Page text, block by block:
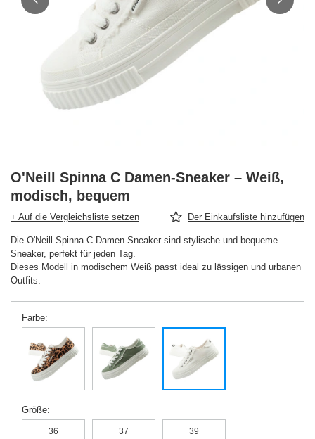
O'Neill Spinna C Damen-Sneaker – Weiß,
modisch, bequem
+ Auf die Vergleichsliste setzen Der Einkaufsliste hinzufügen
Die O'Neill Spinna C Damen-Sneaker sind stylische und bequeme
Sneaker, perfekt für jeden Tag.
Dieses Modell in modischem Weiß passt ideal zu lässigen und urbanen
Outfits.
Farbe
Größe
36 37 39